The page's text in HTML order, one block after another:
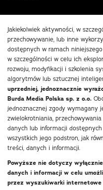
Jakiekolwiek aktywności, w
przechowywanie, lub inne
dostępnych w ramach
w szczególności w celu ich
rozwoju, modyfikacji i szkolenia
algorytmów lub sztucznej
uprzedniej, jednoznacznie
Burda Media Polska sp. z o.o.
jednoznacznej zgody wymagany
zwielokrotniania,
danych lub informacji
wszystkich jego podstron, jak
treści, danych i informacji.
Powyższe nie dotyczy
danych i informacji w celu
przez wyszukiwarki internetowe